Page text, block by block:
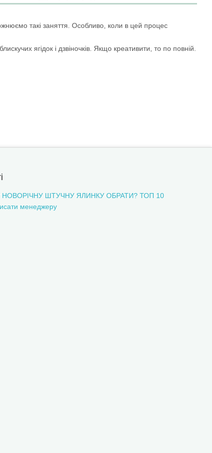
такі заняття. Особливо, коли в цей процес
ягідок і дзвіночків. Якщо креативити, то по повній.
НОВОРІЧНУ ШТУЧНУ ЯЛИНКУ ОБРАТИ? ТОП 10
менеджеру